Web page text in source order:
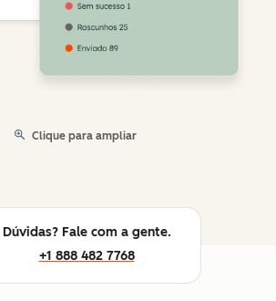
Clique para ampliar
Dúvidas? Fale com a gente.
+1 888 482 7768